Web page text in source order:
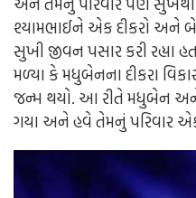
શ્યામભાઈને એક દીકરો અને
સુખી જીવન પસાર કરી રહ્યા
મળ્યા કે મધુબેનના દીકરા
જન્મ થયો. આ રીતે મધુબેન અને
ગયા અને હવે તેમનું પરિવાર